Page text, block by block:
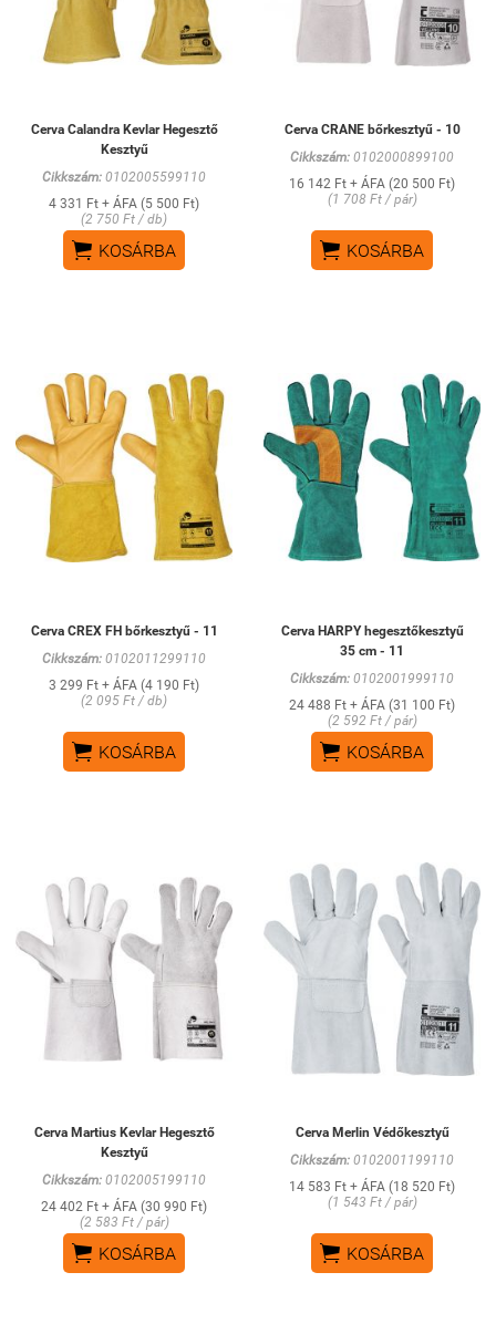
Cerva Calandra Kevlar Hegesztő
Kesztyű
Cikkszám: 0102005599110
4 331 Ft + ÁFA (5 500 Ft)
(2 750 Ft / db)
 KOSÁRBA
Cerva CRANE bőrkesztyű - 10
Cikkszám: 0102000899100
16 142 Ft + ÁFA (20 500 Ft)
(1 708 Ft / pár)
 KOSÁRBA
Cerva CREX FH bőrkesztyű - 11
Cikkszám: 0102011299110
3 299 Ft + ÁFA (4 190 Ft)
(2 095 Ft / db)
 KOSÁRBA
Cerva HARPY hegesztőkesztyű
35 cm - 11
Cikkszám: 0102001999110
24 488 Ft + ÁFA (31 100 Ft)
(2 592 Ft / pár)
 KOSÁRBA
Cerva Martius Kevlar Hegesztő
Kesztyű
Cikkszám: 0102005199110
24 402 Ft + ÁFA (30 990 Ft)
(2 583 Ft / pár)
 KOSÁRBA
Cerva Merlin Védőkesztyű
Cikkszám: 0102001199110
14 583 Ft + ÁFA (18 520 Ft)
(1 543 Ft / pár)
 KOSÁRBA